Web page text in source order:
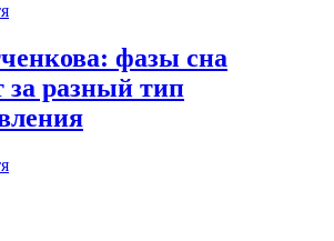
фазы сна
за разный тип